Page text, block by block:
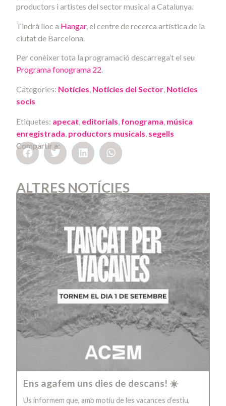
productors i artistes del sector musical a Catalunya.
Tindrà lloc a Hangar, el centre de recerca artística de la
ciutat de Barcelona.
Per conèixer tota la programació descarrega’t el seu
Programa fonograma 22.
Categories: Notícies Notícies del Sector Notícies
socis
Etiquetes: apecat editorials fonograma música
enregistrada productors musicals segells
Compartir a:
ALTRES NOTÍCIES
Ens agafem uns dies de descans! ☀️
Us informem que, amb motiu de les vacances d’estiu,